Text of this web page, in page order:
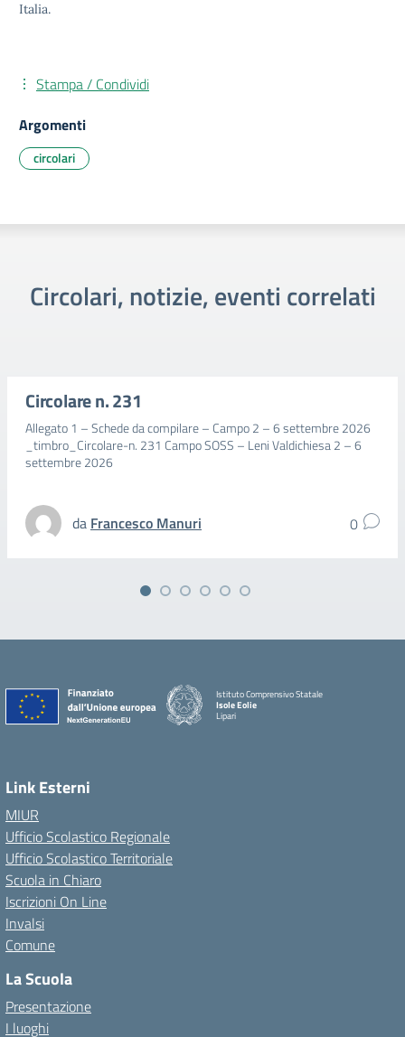
Italia.
Stampa / Condividi
Argomenti
circolari
Circolari, notizie, eventi correlati
Circolare n. 231
Allegato 1 – Schede da compilare – Campo 2 – 6 settembre 2026
_timbro_Circolare-n. 231 Campo SOSS – Leni Valdichiesa 2 – 6
settembre 2026
da Francesco Manuri 0
Istituto Comprensivo Statale
Isole Eolie
Lipari
Link Esterni
MIUR
Ufficio Scolastico Regionale
Ufficio Scolastico Territoriale
Scuola in Chiaro
Iscrizioni On Line
Invalsi
Comune
La Scuola
Presentazione
I luoghi